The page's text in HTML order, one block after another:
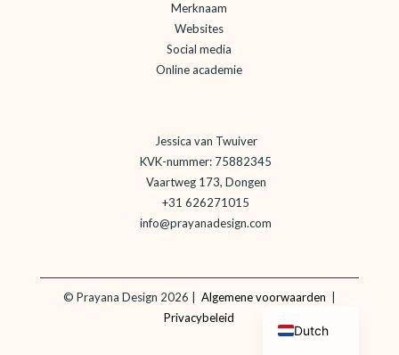
Merknaam
Websites
Social media
Online academie
Jessica van Twuiver
KVK-nummer: 75882345
Vaartweg 173, Dongen
+31 626271015
info@prayanadesign.com
© Prayana Design 2026 | Algemene voorwaarden
Privacybeleid
Dutch
English